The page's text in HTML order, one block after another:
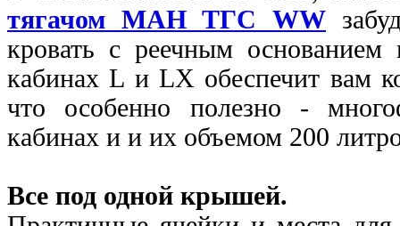
тягачом МАН ТГС WW
кровать с реечным
кабинах L и LX обеспечит вам
что особенно полезно -
кабинах и и их объемом 200
Все под одной крышей.